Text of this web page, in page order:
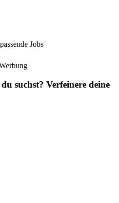
Jobs
suchst? Verfeinere deine